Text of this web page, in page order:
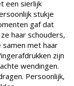
een sierlijk
stukje
gaf dat
haar schouders,
met haar
zijn
wendingen.
Persoonlijk,